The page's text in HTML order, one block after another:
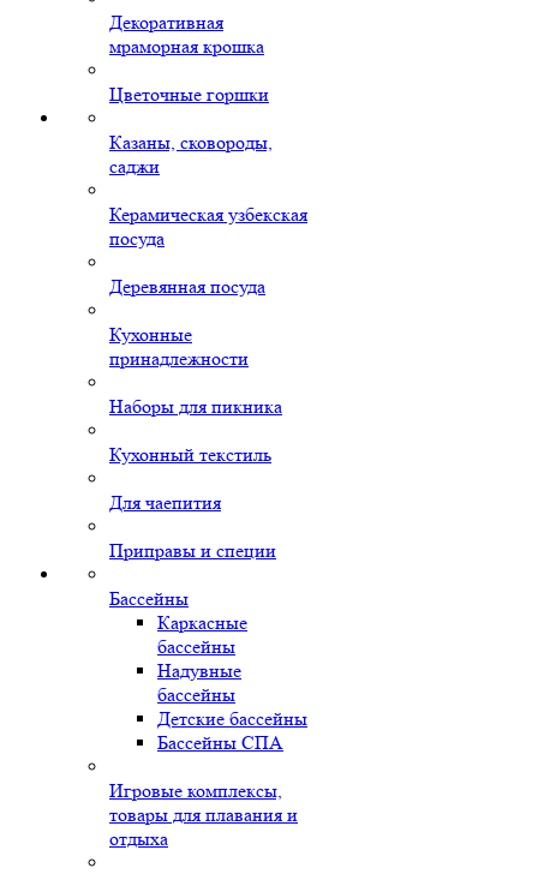
Декоративная
мраморная крошка
Цветочные горшки
Казаны, сковороды,
саджи
Керамическая узбекская
посуда
Деревянная посуда
Кухонные
принадлежности
Наборы для пикника
Кухонный текстиль
Для чаепития
Приправы и специи
Бассейны
Каркасные
бассейны
Надувные
бассейны
Детские бассейны
Бассейны СПА
Игровые комплексы,
товары для плавания и
отдыха